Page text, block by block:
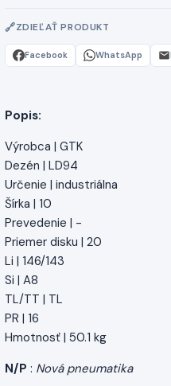
ZDIEĽAŤ PRODUKT
Facebook WhatsApp
Popis:
Výrobca | GTK
Dezén | LD94
Určenie | industriálna
Šírka | 10
Prevedenie | -
Priemer disku | 20
Li | 146/143
Si | A8
TL/TT | TL
PR | 16
Hmotnosť | 50.1 kg
N/P : Nová pneumatika